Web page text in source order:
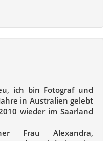
ich bin Fotograf und
in Australien gelebt
wieder im Saarland
Frau Alexandra,